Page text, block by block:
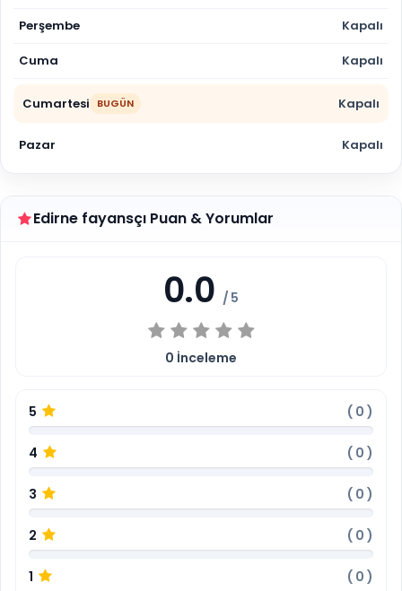
Perşembe Kapalı
Cuma Kapalı
Cumartesi BUGÜN Kapalı
Pazar Kapalı
Edirne fayansçı Puan & Yorumlar
0.0 / 5
0 İnceleme
5 ( 0 )
4 ( 0 )
3 ( 0 )
2 ( 0 )
1 ( 0 )